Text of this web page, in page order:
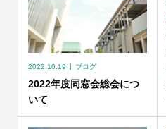
2022.10.19 ブログ
2022年度同窓会総会につ
いて